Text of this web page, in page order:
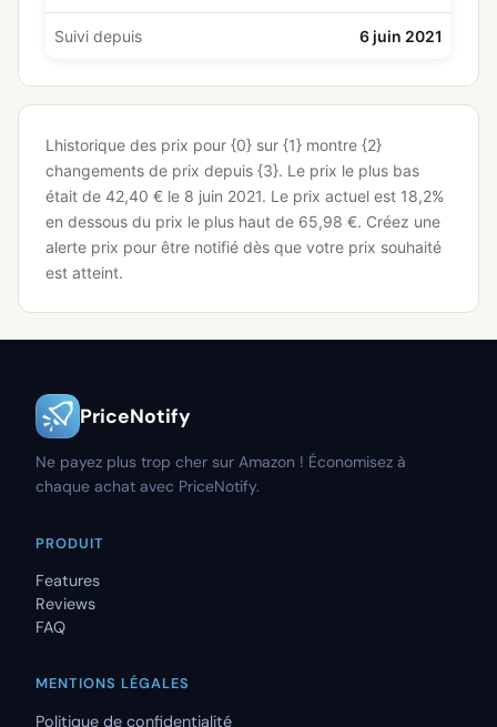
Suivi depuis 6 juin 2021
Lhistorique des prix pour {0} sur {1} montre {2}
changements de prix depuis {3}. Le prix le plus bas
était de 42,40 € le 8 juin 2021. Le prix actuel est 18,2%
en dessous du prix le plus haut de 65,98 €. Créez une
alerte prix pour être notifié dès que votre prix souhaité
est atteint.
PriceNotify
Ne payez plus trop cher sur Amazon ! Économisez à
chaque achat avec PriceNotify.
PRODUIT
Features
Reviews
FAQ
MENTIONS LÉGALES
Politique de confidentialité